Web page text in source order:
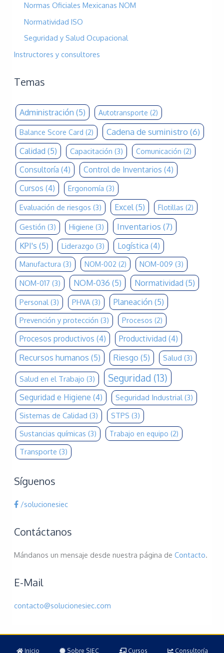
Normas Oficiales Mexicanas NOM
Normatividad ISO
Seguridad y Salud Ocupacional
Instructores y consultores
Temas
Administración (5) Autotransporte (2)
Balance Score Card (2) Cadena de suministro (6)
Calidad (5) Capacitación (3) Comunicación (2)
Consultoría (4) Control de Inventarios (4)
Cursos (4) Ergonomía (3)
Evaluación de riesgos (3) Excel (5) Flotillas (2)
Gestión (3) Higiene (3) Inventarios (7)
KPI's (5) Liderazgo (3) Logística (4)
Manufactura (3) NOM-002 (2) NOM-009 (3)
NOM-017 (3) NOM-036 (5) Normatividad (5)
Personal(3) PHVA(3) Planeación (5)
Prevención y protección (3) Procesos (2)
Procesos productivos (4) Productividad (4)
Recursos humanos (5) Riesgo (5) Salud (3)
Salud en el Trabajo (3) Seguridad (13)
Seguridad e Higiene (4) Seguridad Industrial(3)
Sistemas de Calidad (3) STPS (3)
Sustancias químicas (3) Trabajo en equipo (2)
Transporte (3)
Síguenos
/solucionesiec
Contáctanos
Mándanos un mensaje desde nuestra página de Contacto.
E-Mail
contacto@solucionesiec.com
Inicio Sobre SIEC Cursos Consultoría